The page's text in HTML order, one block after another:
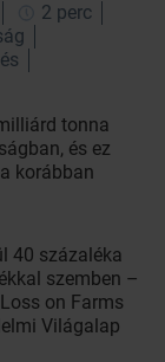
2 perc
tonna
és ez
korábban
40 százaléka
szemben –
on Farms
Világalap